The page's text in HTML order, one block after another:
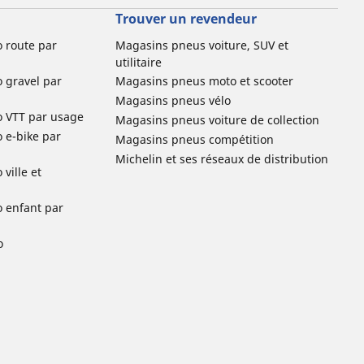
route par
gravel par
par usage
e-bike par
ville et
enfant par
Trouver un revendeur
Magasins pneus voiture, SUV et
utilitaire
Magasins pneus moto et scooter
Magasins pneus vélo
Magasins pneus voiture de collection
Magasins pneus compétition
Michelin et ses réseaux de distribution